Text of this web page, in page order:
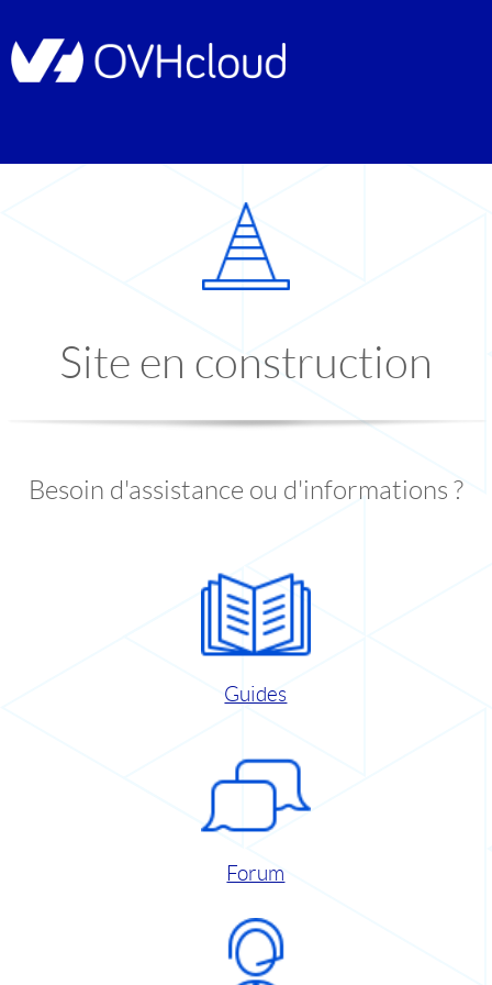
Site en construction
Besoin d'assistance ou d'informations ?
Guides
Forum